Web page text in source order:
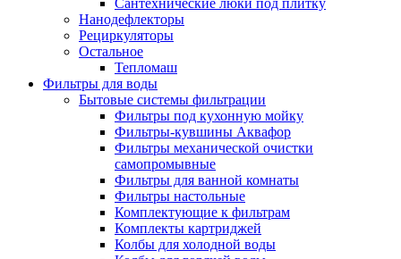
Сантехнические люки под плитку
Нанодефлекторы
Рециркуляторы
Остальное
Тепломаш
Фильтры для воды
Бытовые системы фильтрации
Фильтры под кухонную мойку
Фильтры-кувшины Аквафор
Фильтры механической очистки
самопромывные
Фильтры для ванной комнаты
Фильтры настольные
Комплектующие к фильтрам
Комплекты картриджей
Колбы для холодной воды